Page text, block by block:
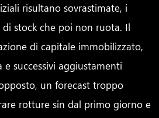
risultano sovrastimate, i
stock che poi non ruota. Il
di capitale immobilizzato,
e successivi aggiustamenti
un forecast troppo
rotture sin dal primo giorno e